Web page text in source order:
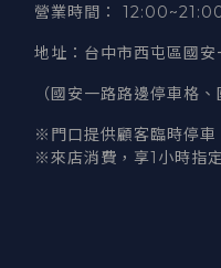
營業時間 ： 12:00~21:00
地址 ：台中市西屯區國
（國安一路路邊停車格、
※門口提供顧客臨時停車
※來店消費，享1小時指